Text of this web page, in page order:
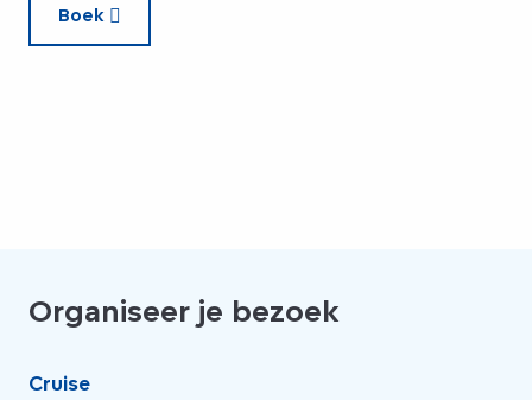
Boek
Organiseer je bezoek
Cruise